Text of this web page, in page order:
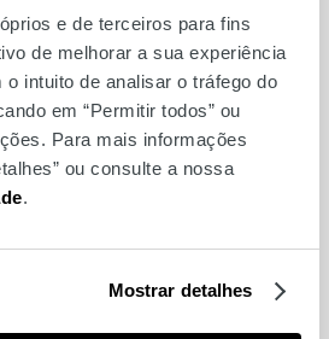
e de terceiros para fins
de melhorar a sua experiência
intuito de analisar o tráfego do
em “Permitir todos” ou
Para mais informações
ou consulte a nossa
.
Mostrar detalhes